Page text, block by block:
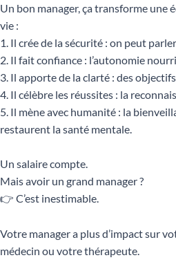
Un bon manager, ça transforme une
vie :
1. Il crée de la sécurité : on peut
2. Il fait confiance : l’autonomie
3. Il apporte de la clarté : des
4. Il célèbre les réussites : la
5. Il mène avec humanité : la
restaurent la santé mentale.
Un salaire compte.
Mais avoir un grand manager ?
👉 C’est inestimable.
Votre manager a plus d’impact sur
médecin ou votre thérapeute.